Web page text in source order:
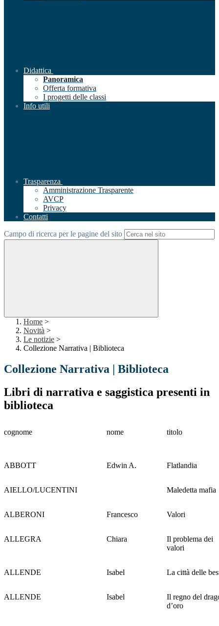
Didattica
Panoramica
Offerta formativa
I progetti delle classi
Info utili
Trasparenza
Amministrazione Trasparente
AVCP
Privacy
Contatti
Campo di ricerca per le pagine del sito
Home >
Novità >
Le notizie >
Collezione Narrativa | Biblioteca
Collezione Narrativa | Biblioteca
Libri di narrativa e saggistica presenti in
biblioteca
cognome nome titolo
ABBOTT Edwin A. Flatlandia
AIELLO/LUCENTINI Maledetta mafia
ALBERONI Francesco Valori
ALLEGRA Chiara
Il problema dei
valori
ALLENDE Isabel La città delle
ALLENDE Isabel
Il regno del
d’oro